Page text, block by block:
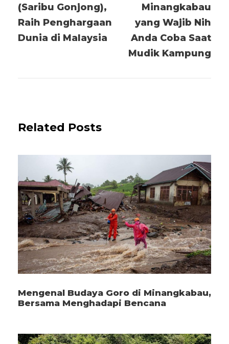
(Saribu Gonjong),
Raih Penghargaan
Dunia di Malaysia
Minangkabau
yang Wajib Nih
Anda Coba Saat
Mudik Kampung
Related Posts
Mengenal Budaya Goro di Minangkabau,
Bersama Menghadapi Bencana